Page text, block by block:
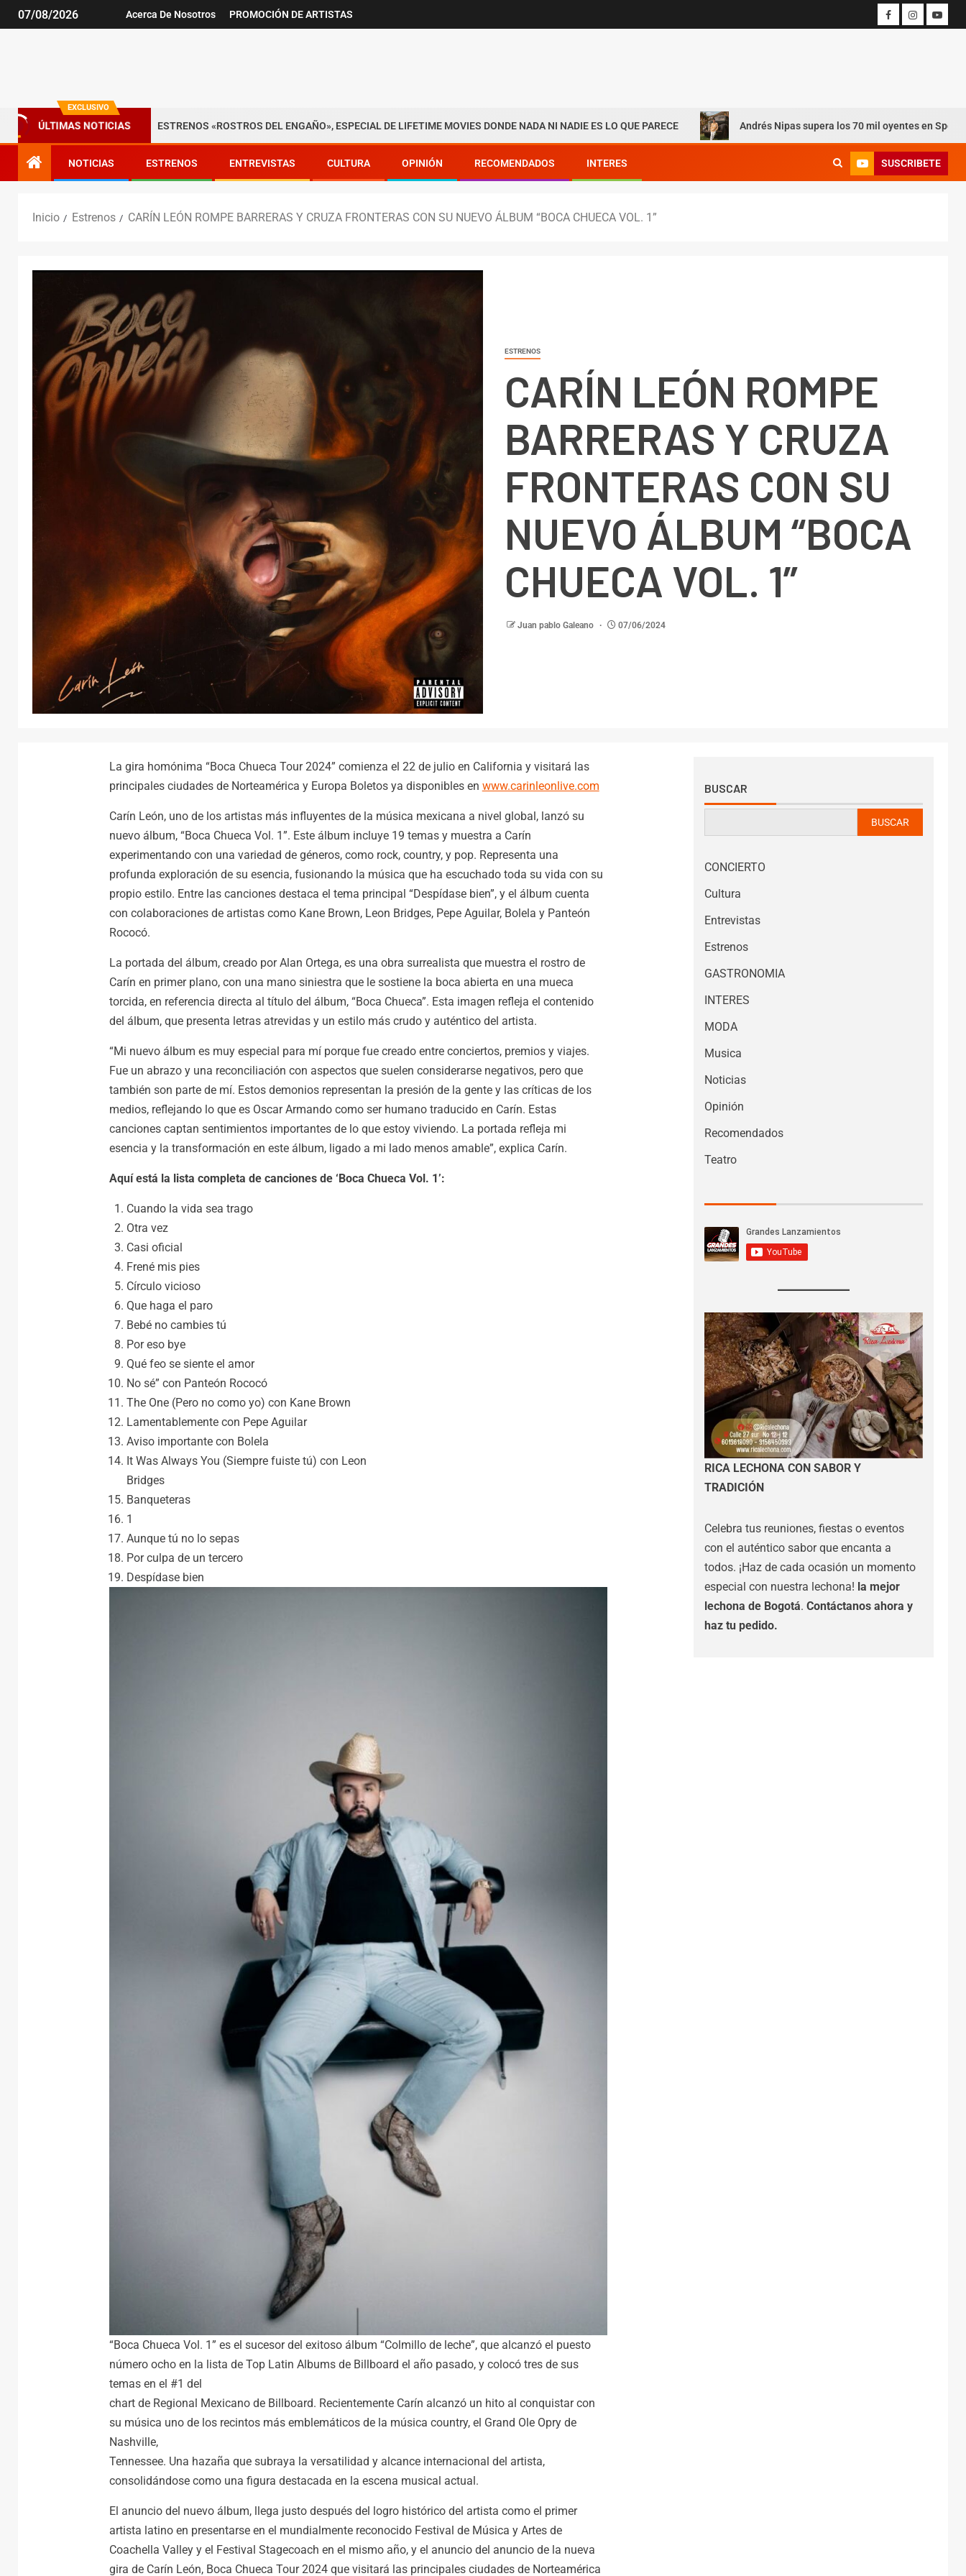
07/08/2026 Acerca De Nosotros PROMOCIÓN DE ARTISTAS
EXCLUSIVO
ÚLTIMAS NOTICIASESTRENOS «ROSTROS DEL ENGAÑO», ESPECIAL DE LIFETIME MOVIES DONDE NADA NI NADIE ES LO QUE PARECE Andrés Nipas supera los 70 mil oyentes en Spotify con sus más
NOTICIAS ESTRENOS ENTREVISTAS CULTURA OPINIÓN RECOMENDADOS INTERES SUSCRIBETE
Inicio Estrenos CARÍN LEÓN ROMPE BARRERAS Y CRUZA FRONTERAS CON SU NUEVO ÁLBUM “BOCA CHUECA VOL. 1”
ESTRENOS
CARÍN LEÓN ROMPE
BARRERAS Y CRUZA
FRONTERAS CON SU
NUEVO ÁLBUM “BOCA
CHUECA VOL. 1”
Juan pablo Galeano 07/06/2024
La gira homónima “Boca Chueca Tour 2024” comienza el 22 de julio en California y visitará las
principales ciudades de Norteamérica y Europa Boletos ya disponibles en www.carinleonlive.com
Carín León, uno de los artistas más influyentes de la música mexicana a nivel global, lanzó su
nuevo álbum, “Boca Chueca Vol. 1”. Este álbum incluye 19 temas y muestra a Carín
experimentando con una variedad de géneros, como rock, country, y pop. Representa una
profunda exploración de su esencia, fusionando la música que ha escuchado toda su vida con su
propio estilo. Entre las canciones destaca el tema principal “Despídase bien”, y el álbum cuenta
con colaboraciones de artistas como Kane Brown, Leon Bridges, Pepe Aguilar, Bolela y Panteón
Rococó.
La portada del álbum, creado por Alan Ortega, es una obra surrealista que muestra el rostro de
Carín en primer plano, con una mano siniestra que le sostiene la boca abierta en una mueca
torcida, en referencia directa al título del álbum, “Boca Chueca”. Esta imagen refleja el contenido
del álbum, que presenta letras atrevidas y un estilo más crudo y auténtico del artista.
“Mi nuevo álbum es muy especial para mí porque fue creado entre conciertos, premios y viajes.
Fue un abrazo y una reconciliación con aspectos que suelen considerarse negativos, pero que
también son parte de mí. Estos demonios representan la presión de la gente y las críticas de los
medios, reflejando lo que es Oscar Armando como ser humano traducido en Carín. Estas
canciones captan sentimientos importantes de lo que estoy viviendo. La portada refleja mi
esencia y la transformación en este álbum, ligado a mi lado menos amable”, explica Carín.
Aquí está la lista completa de canciones de ‘Boca Chueca Vol. 1’:
Cuando la vida sea trago
Otra vez
Casi oficial
Frené mis pies
Círculo vicioso
Que haga el paro
Bebé no cambies tú
Por eso bye
Qué feo se siente el amor
No sé” con Panteón Rococó
The One (Pero no como yo) con Kane Brown
Lamentablemente con Pepe Aguilar
Aviso importante con Bolela
It Was Always You (Siempre fuiste tú) con Leon
Bridges
Banqueteras
1
Aunque tú no lo sepas
Por culpa de un tercero
Despídase bien
“Boca Chueca Vol. 1” es el sucesor del exitoso álbum “Colmillo de leche”, que alcanzó el puesto
número ocho en la lista de Top Latin Albums de Billboard el año pasado, y colocó tres de sus
temas en el #1 del
chart de Regional Mexicano de Billboard. Recientemente Carín alcanzó un hito al conquistar con
su música uno de los recintos más emblemáticos de la música country, el Grand Ole Opry de
Nashville,
Tennessee. Una hazaña que subraya la versatilidad y alcance internacional del artista,
consolidándose como una figura destacada en la escena musical actual.
El anuncio del nuevo álbum, llega justo después del logro histórico del artista como el primer
artista latino en presentarse en el mundialmente reconocido Festival de Música y Artes de
Coachella Valley y el Festival Stagecoach en el mismo año, y el anuncio del anuncio de la nueva
gira de Carín León, Boca Chueca Tour 2024 que visitará las principales ciudades de Norteamérica
BUSCAR
BUSCAR
CONCIERTO
Cultura
Entrevistas
Estrenos
GASTRONOMIA
INTERES
MODA
Musica
Noticias
Opinión
Recomendados
Teatro
RICA LECHONA CON SABOR Y
TRADICIÓN
Celebra tus reuniones, fiestas o eventos
con el auténtico sabor que encanta a
todos. ¡Haz de cada ocasión un momento
especial con nuestra lechona! la mejor
lechona de Bogotá. Contáctanos ahora y
haz tu pedido.